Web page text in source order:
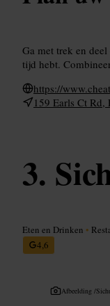
Ga met trek en
tijd hebt.
https://
159 Earls Ct
Eten en Drinken •
4,6
Afbeelding /